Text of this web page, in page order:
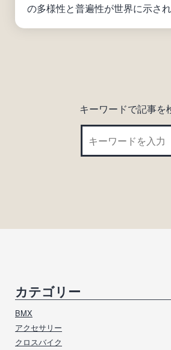
の多様性と普遍性が世界に示さ
キーワードで記事を
カテゴリー
BMX
アクセサリー
クロスバイク